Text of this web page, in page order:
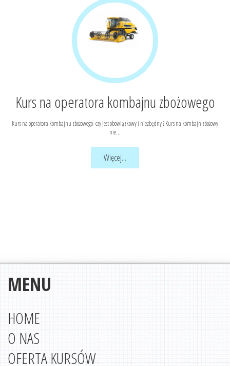
Kurs na operatora kombajnu zbożowego
Kurs na operatora kombajnu zbożowego- czy jest obowiązkowy i niezbędny ? Kurs na kombajn zbożowy
nie...
Więcej...
MENU
HOME
O NAS
OFERTA KURSÓW